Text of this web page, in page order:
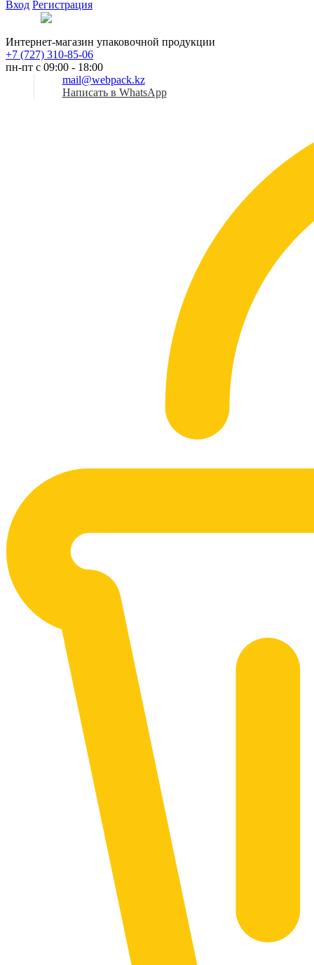
Вход Регистрация
Интернет-магазин упаковочной продукции
+7 (727) 310-85-06
пн-пт с 09:00 - 18:00
mail@webpack.kz
Написать в WhatsApp